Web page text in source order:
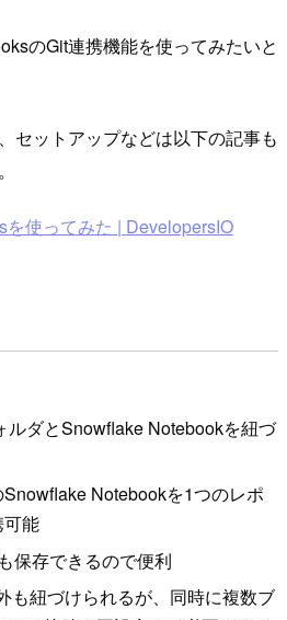
のGit連携機能を使ってみたいと
セットアップなどは以下の記事も
使ってみた | DevelopersIO
ルダとSnowflake Notebookを紐づ
Notebookを1つのレポ
可能
保存できるので便利
も紐づけられるが、同時に複数ブ